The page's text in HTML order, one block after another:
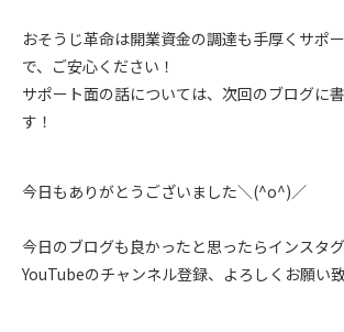
おそうじ革命は開業資金の調達も手厚くサポ
で、ご安心ください！
サポート面の話については、次回のブログに
す！
今日もありがとうございました＼(^o^)／
今日のブログも良かったと思ったらインスタ
YouTubeのチャンネル登録、よろしくお願い